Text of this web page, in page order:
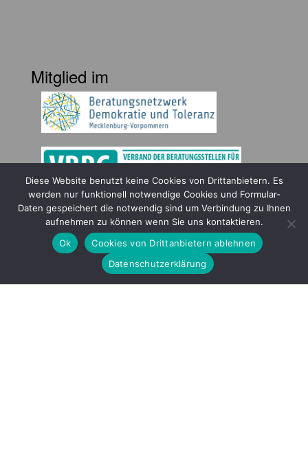
Mitglied im
Gefördert durch
Diese Website benutzt keine Cookies von Drittanbietern. Es
werden nur funktionell notwendige Cookies und Formular-
Daten gespeichert die notwendig sind um Verbindung zu Ihnen
aufnehmen zu können wenn Sie uns kontaktieren.
Ok
Cookies von Drittanbietern ablehnen
Datenschutzerklärung